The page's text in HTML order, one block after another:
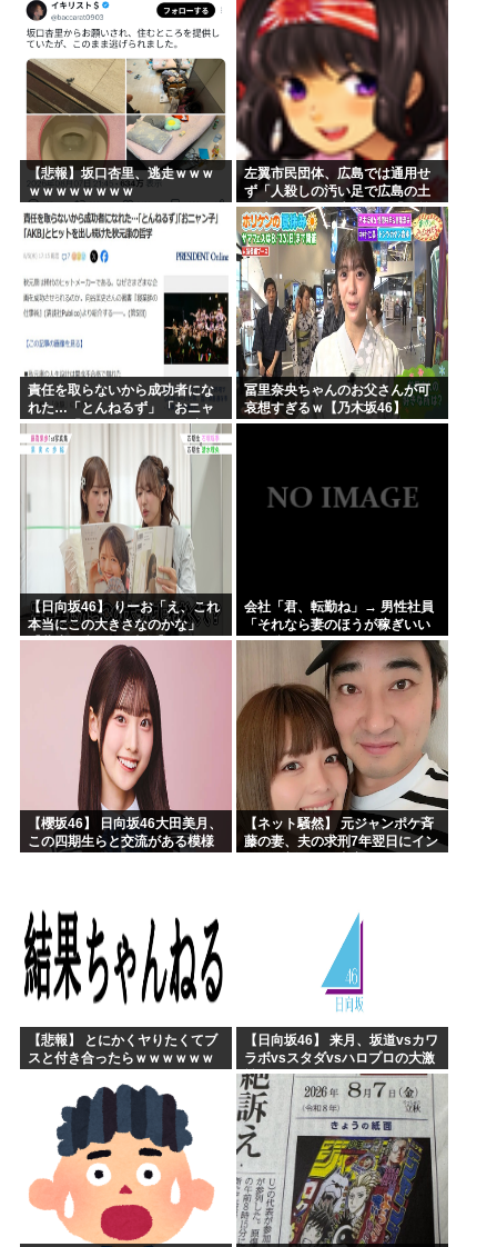
【高市PV動画】被災者から首相「全部が全部ありがたかった...
韓国人「過去のW杯で韓国代表がドーピング検査をすり抜ける...
旧安倍派、高市の重用により復権へ！ 「萩生田幹事長」案が...
韓国人「日本メディアが2002年ワールドカップ韓国準決勝...
【悲報】坂口杏里、逃走ｗｗｗ
ｗｗｗｗｗｗｗｗ
左翼市民団体、広島では通用せ
ず「人殺しの汚い足で広島の土
を踏むな！」→広島県民「お前
らの方が汚いんじゃ！」「ワシ
らが広島県民じゃ」
責任を取らないから成功者にな
れた…「とんねるず」「おニャ
ン子」「AKB」とヒットを出し
続けた秋元康の哲学！！！
冨里奈央ちゃんのお父さんが可
哀想すぎるｗ【乃木坂46】
【日向坂46】 りーお「え、これ
本当にこの大きさなのかな」
【藤嶌果歩 1st写真集】
会社「君、転勤ね」→ 男性社員
「それなら妻のほうが稼ぎいい
んで辞めます」⇒ 結果・・・
【櫻坂46】 日向坂46大田美月、
この四期生らと交流がある模様
【ネット騒然】 元ジャンポケ斉
藤の妻、夫の求刑7年翌日にイン
【悲報】 とにかくヤりたくてブ
スと付き合ったらｗｗｗｗｗｗ
【日向坂46】 来月、坂道vsカワ
ラボvsスタダvsハロプロの大激
戦